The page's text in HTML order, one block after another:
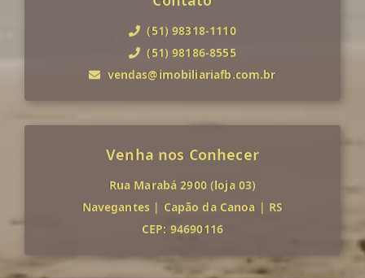
(51) 98318-1110
(51) 98186-8555
vendas@imobiliariafb.com.br
Venha nos Conhecer
Rua Marabá 2900 (loja 03)
Navegantes | Capão da Canoa | RS
CEP: 94690116